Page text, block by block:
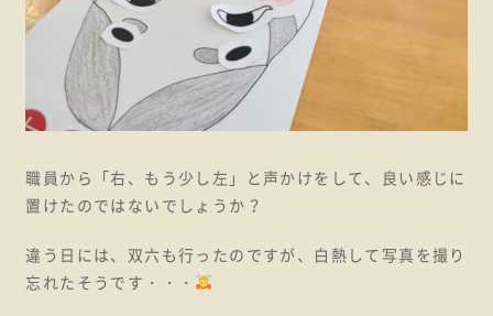
職員から「右、もう少し左」と声かけをして、良い感じに
置けたのではないでしょうか？
違う日には、双六も行ったのですが、白熱して写真を撮り
忘れたそうです・・・